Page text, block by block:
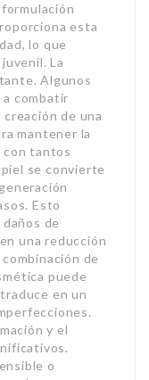
esta
lo que
La
Algunos
combatir
de una
mantener la
con tantos
se convierte
Esto
de
una reducción
de
puede
en un
y el
o